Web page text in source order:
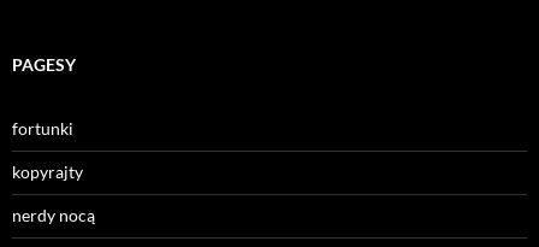
PAGESY
fortunki
kopyrajty
nerdy nocą